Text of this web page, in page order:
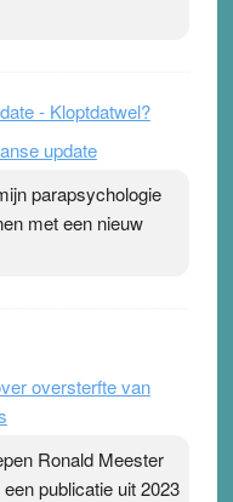
- Kloptdatwel?
update
parapsychologie
met een nieuw
oversterfte van
Ronald Meester
publicatie uit 2023